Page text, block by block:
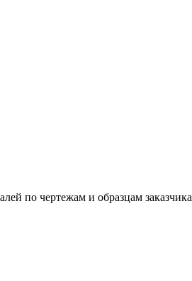
по чертежам и образцам заказчика